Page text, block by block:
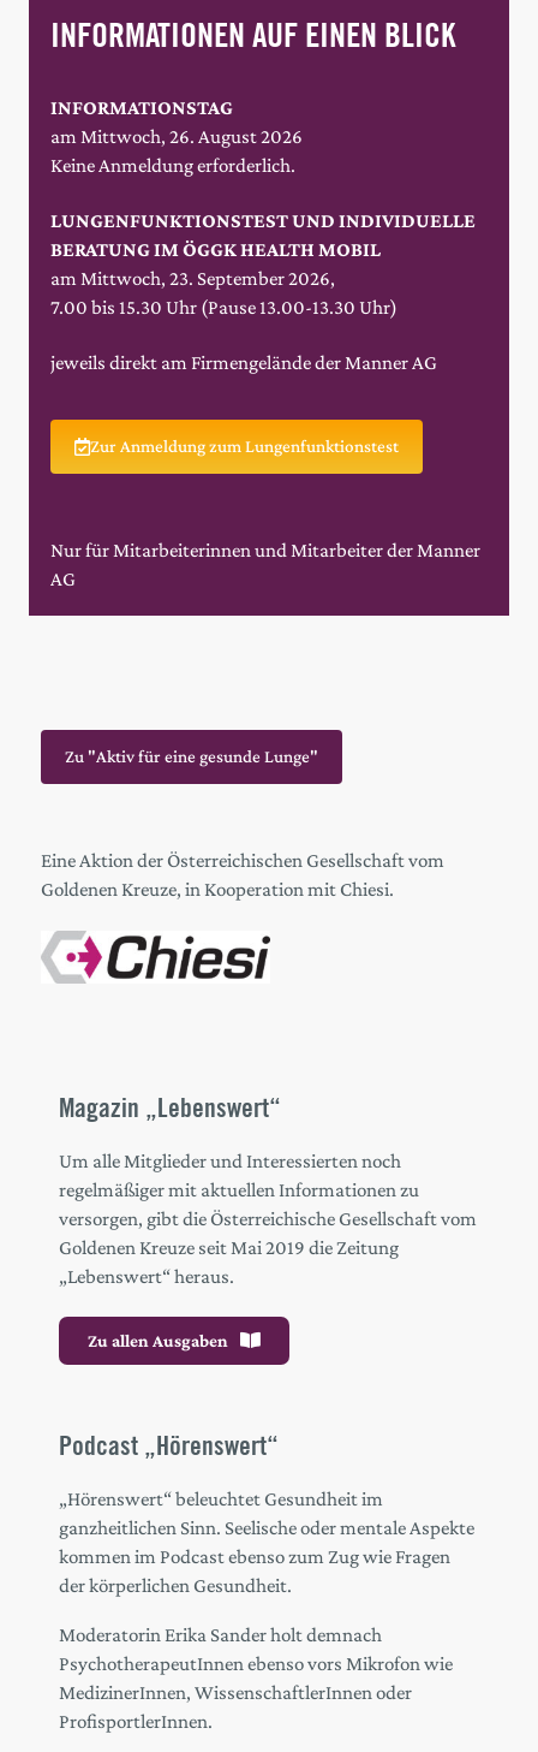
INFORMATIONEN AUF EINEN BLICK
INFORMATIONSTAG
am Mittwoch, 26. August 2026
Keine Anmeldung erforderlich.
LUNGENFUNKTIONSTEST UND INDIVIDUELLE
BERATUNG IM ÖGGK HEALTH MOBIL
am Mittwoch, 23. September 2026,
7.00 bis 15.30 Uhr (Pause 13.00-13.30 Uhr)
jeweils direkt am Firmengelände der Manner AG
Zur Anmeldung zum Lungenfunktionstest
Nur für Mitarbeiterinnen und Mitarbeiter der Manner
AG
Zu "Aktiv für eine gesunde Lunge"
Eine Aktion der Österreichischen Gesellschaft vom
Goldenen Kreuze, in Kooperation mit Chiesi.
Magazin „Lebenswert“
Um alle Mitglieder und Interessierten noch
regelmäßiger mit aktuellen Informationen zu
versorgen, gibt die Österreichische Gesellschaft vom
Goldenen Kreuze seit Mai 2019 die Zeitung
„Lebenswert“ heraus.
Zu allen Ausgaben
Podcast „Hörenswert“
„Hörenswert“ beleuchtet Gesundheit im
ganzheitlichen Sinn. Seelische oder mentale Aspekte
kommen im Podcast ebenso zum Zug wie Fragen
der körperlichen Gesundheit.
Moderatorin Erika Sander holt demnach
PsychotherapeutInnen ebenso vors Mikrofon wie
MedizinerInnen, WissenschaftlerInnen oder
ProfisportlerInnen.